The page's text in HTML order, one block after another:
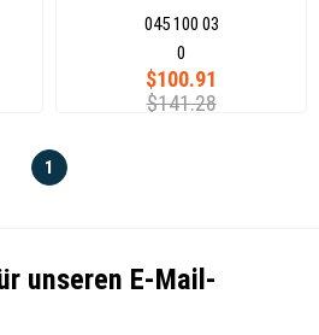
045 100 03
$100.91
$141.28
0
1
unseren E-Mail-